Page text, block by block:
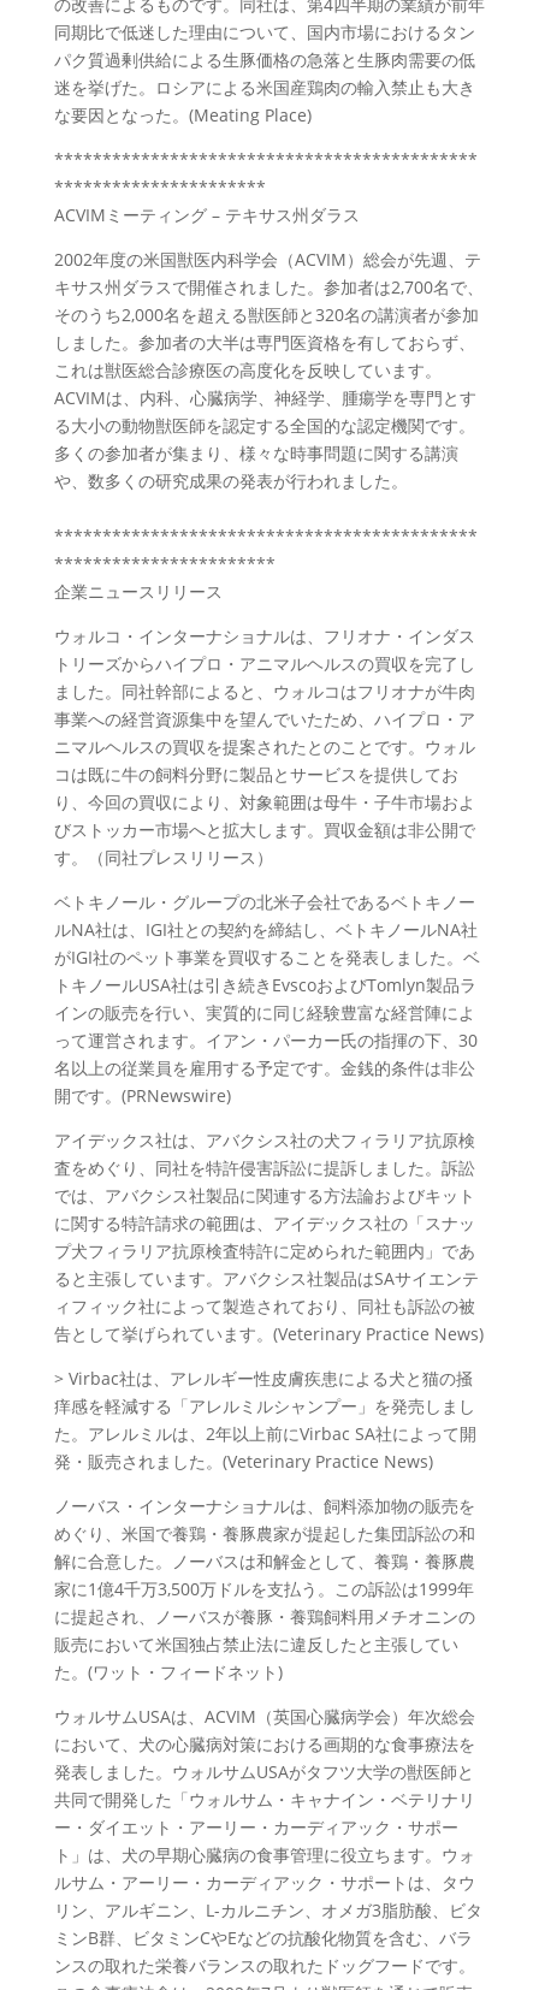
同期比で低迷した理由について、国内市場におけるタン
パク質過剰供給による生豚価格の急落と生豚肉需要の低
迷を挙げた。ロシアによる米国産鶏肉の輸入禁止も大き
な要因となった。(Meating Place)
********************************************
**********************
ACVIMミーティング – テキサス州ダラス
2002年度の米国獣医内科学会（ACVIM）総会が先週、テ
キサス州ダラスで開催されました。参加者は2,700名で、
そのうち2,000名を超える獣医師と320名の講演者が参加
しました。参加者の大半は専門医資格を有しておらず、
これは獣医総合診療医の高度化を反映しています。
ACVIMは、内科、心臓病学、神経学、腫瘍学を専門とす
る大小の動物獣医師を認定する全国的な認定機関です。
多くの参加者が集まり、様々な時事問題に関する講演
や、数多くの研究成果の発表が行われました。
********************************************
***********************
企業ニュースリリース
ウォルコ・インターナショナルは、フリオナ・インダス
トリーズからハイプロ・アニマルヘルスの買収を完了し
ました。同社幹部によると、ウォルコはフリオナが牛肉
事業への経営資源集中を望んでいたため、ハイプロ・ア
ニマルヘルスの買収を提案されたとのことです。ウォル
コは既に牛の飼料分野に製品とサービスを提供してお
り、今回の買収により、対象範囲は母牛・子牛市場およ
びストッカー市場へと拡大します。買収金額は非公開で
す。（同社プレスリリース）
ベトキノール・グループの北米子会社であるベトキノー
ルNA社は、IGI社との契約を締結し、ベトキノールNA社
がIGI社のペット事業を買収することを発表しました。ベ
トキノールUSA社は引き続きEvscoおよびTomlyn製品ラ
インの販売を行い、実質的に同じ経験豊富な経営陣によ
って運営されます。イアン・パーカー氏の指揮の下、30
名以上の従業員を雇用する予定です。金銭的条件は非公
開です。(PRNewswire)
アイデックス社は、アバクシス社の犬フィラリア抗原検
査をめぐり、同社を特許侵害訴訟に提訴しました。訴訟
では、アバクシス社製品に関連する方法論およびキット
に関する特許請求の範囲は、アイデックス社の「スナッ
プ犬フィラリア抗原検査特許に定められた範囲内」であ
ると主張しています。アバクシス社製品はSAサイエンテ
ィフィック社によって製造されており、同社も訴訟の被
告として挙げられています。(Veterinary Practice News)
> Virbac社は、アレルギー性皮膚疾患による犬と猫の掻
痒感を軽減する「アレルミルシャンプー」を発売しまし
た。アレルミルは、2年以上前にVirbac SA社によって開
発・販売されました。(Veterinary Practice News)
ノーバス・インターナショナルは、飼料添加物の販売を
めぐり、米国で養鶏・養豚農家が提起した集団訴訟の和
解に合意した。ノーバスは和解金として、養鶏・養豚農
家に1億4千万3,500万ドルを支払う。この訴訟は1999年
に提起され、ノーバスが養豚・養鶏飼料用メチオニンの
販売において米国独占禁止法に違反したと主張してい
た。(ワット・フィードネット)
ウォルサムUSAは、ACVIM（英国心臓病学会）年次総会
において、犬の心臓病対策における画期的な食事療法を
発表しました。ウォルサムUSAがタフツ大学の獣医師と
共同で開発した「ウォルサム・キャナイン・ベテリナリ
ー・ダイエット・アーリー・カーディアック・サポー
ト」は、犬の早期心臓病の食事管理に役立ちます。ウォ
ルサム・アーリー・カーディアック・サポートは、タウ
リン、アルギニン、L-カルニチン、オメガ3脂肪酸、ビタ
ミンB群、ビタミンCやEなどの抗酸化物質を含む、バラ
ンスの取れた栄養バランスの取れたドッグフードです。